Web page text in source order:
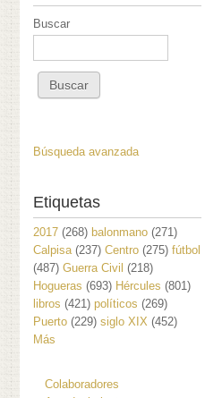
Buscar
Búsqueda avanzada
Etiquetas
2017 (268) balonmano (271)
Calpisa (237) Centro (275) fútbol
(487) Guerra Civil (218)
Hogueras (693) Hércules (801)
libros (421) políticos (269)
Puerto (229) siglo XIX (452)
Más
Colaboradores